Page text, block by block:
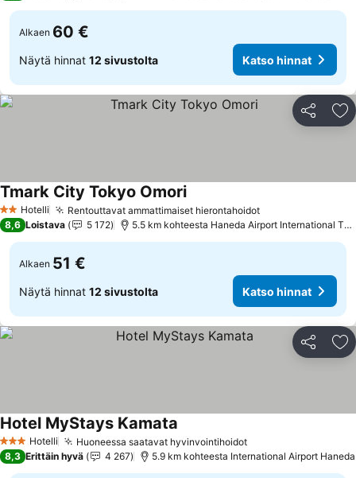
Alkaen 60 €
Näytä hinnat 12 sivustolta Katso hinnat
Jaa
2 Tähtiluokitus
Hotelli Rentouttavat ammattimaiset hierontahoidotKatso hinnat
Tmark City Tokyo OmoriKatso hinnat
8,6 Loistava 5 172 5.5 km kohteesta Haneda Airport International
Alkaen 51 €
Näytä hinnat 12 sivustolta Katso hinnat
Jaa
3 Tähtiluokitus
Hotelli Huoneessa saatavat hyvinvointihoidotKatso hinnat
Hotel MyStays Kamata
8,3 Erittäin hyvä 4 267 5.9 km kohteesta International Airport Haneda